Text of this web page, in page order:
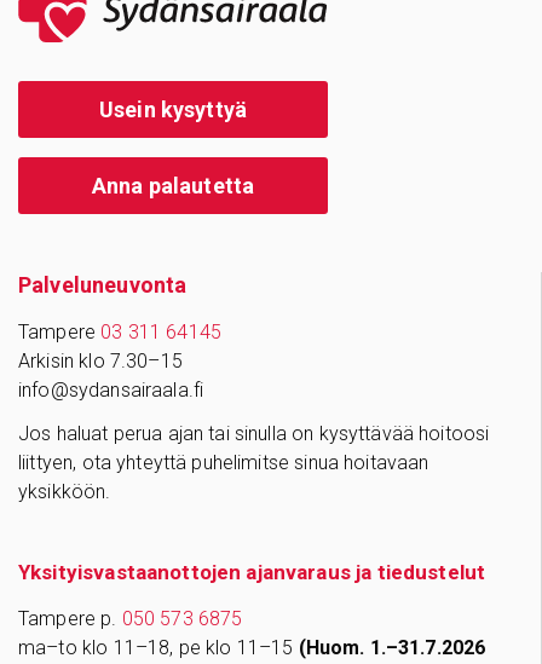
Usein kysyttyä
Anna palautetta
Palve­lu­neu­vonta
Tampere 03 311 64145
Arkisin klo 7.30–15
info@sydansairaala.fi
Jos haluat perua ajan tai sinulla on kysyttävää hoitoosi
liittyen, ota yhteyttä puhelimitse sinua hoitavaan
yksikköön.
Yksityisvastaanottojen ajanvaraus ja tiedustelut
Tampere p. 050 573 6875
ma–to klo 11–18, pe klo 11–15 (Huom. 1.–31.7.2026